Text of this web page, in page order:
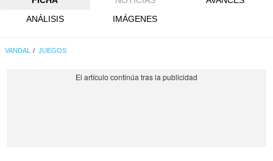
ANÁLISIS
IMÁGENES
VANDAL JUEGOS